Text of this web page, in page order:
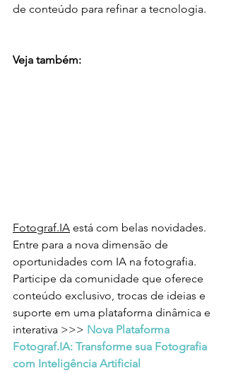
de conteúdo para refinar a tecnologia.
Veja também:
Fotograf.IA está com belas novidades.
Entre para a nova dimensão de
oportunidades com IA na fotografia.
Participe da comunidade que oferece
conteúdo exclusivo, trocas de ideias e
suporte em uma plataforma dinâmica e
interativa >>> Nova Plataforma
Fotograf.IA: Transforme sua Fotografia
com Inteligência Artificial